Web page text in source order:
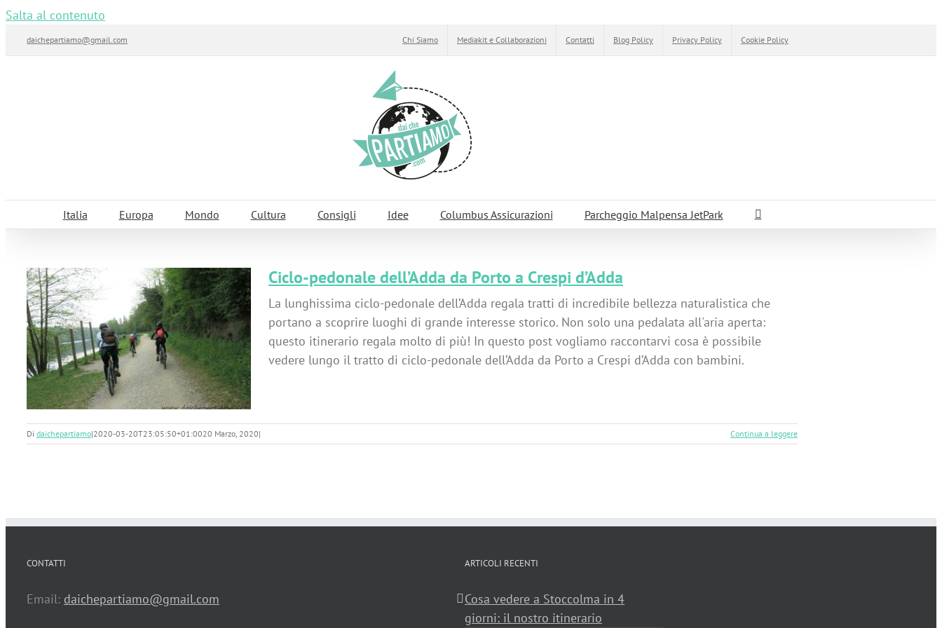
Salta al contenuto
daichepartiamo@gmail.com Chi Siamo Mediakit e Collaborazioni Contatti Blog Policy Privacy Policy Cookie Policy
Italia Europa Mondo Cultura Consigli Idee Columbus Assicurazioni Parcheggio Malpensa JetPark
Ciclo-pedonale dell’Adda da Porto a Crespi d’Adda
La lunghissima ciclo-pedonale dell’Adda regala tratti di incredibile bellezza naturalistica che
portano a scoprire luoghi di grande interesse storico. Non solo una pedalata all'aria aperta:
questo itinerario regala molto di più! In questo post vogliamo raccontarvi cosa è possibile
vedere lungo il tratto di ciclo-pedonale dell’Adda da Porto a Crespi d’Adda con bambini.
Di daichepartiamo|2020-03-20T23:05:50+01:0020 Marzo, 2020| Continua a leggere
CONTATTI
Email: daichepartiamo@gmail.com
ARTICOLI RECENTI
Cosa vedere a Stoccolma in 4
giorni: il nostro itinerario